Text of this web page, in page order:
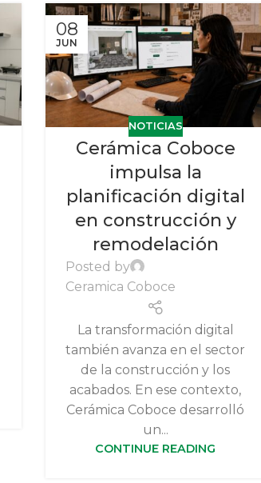
08
JUN
NOTICIAS
Cerámica Coboce
impulsa la
planificación digital
en construcción y
remodelación
Posted by
Ceramica Coboce
La transformación digital
también avanza en el sector
de la construcción y los
acabados. En ese contexto,
Cerámica Coboce desarrolló
un...
CONTINUE READING